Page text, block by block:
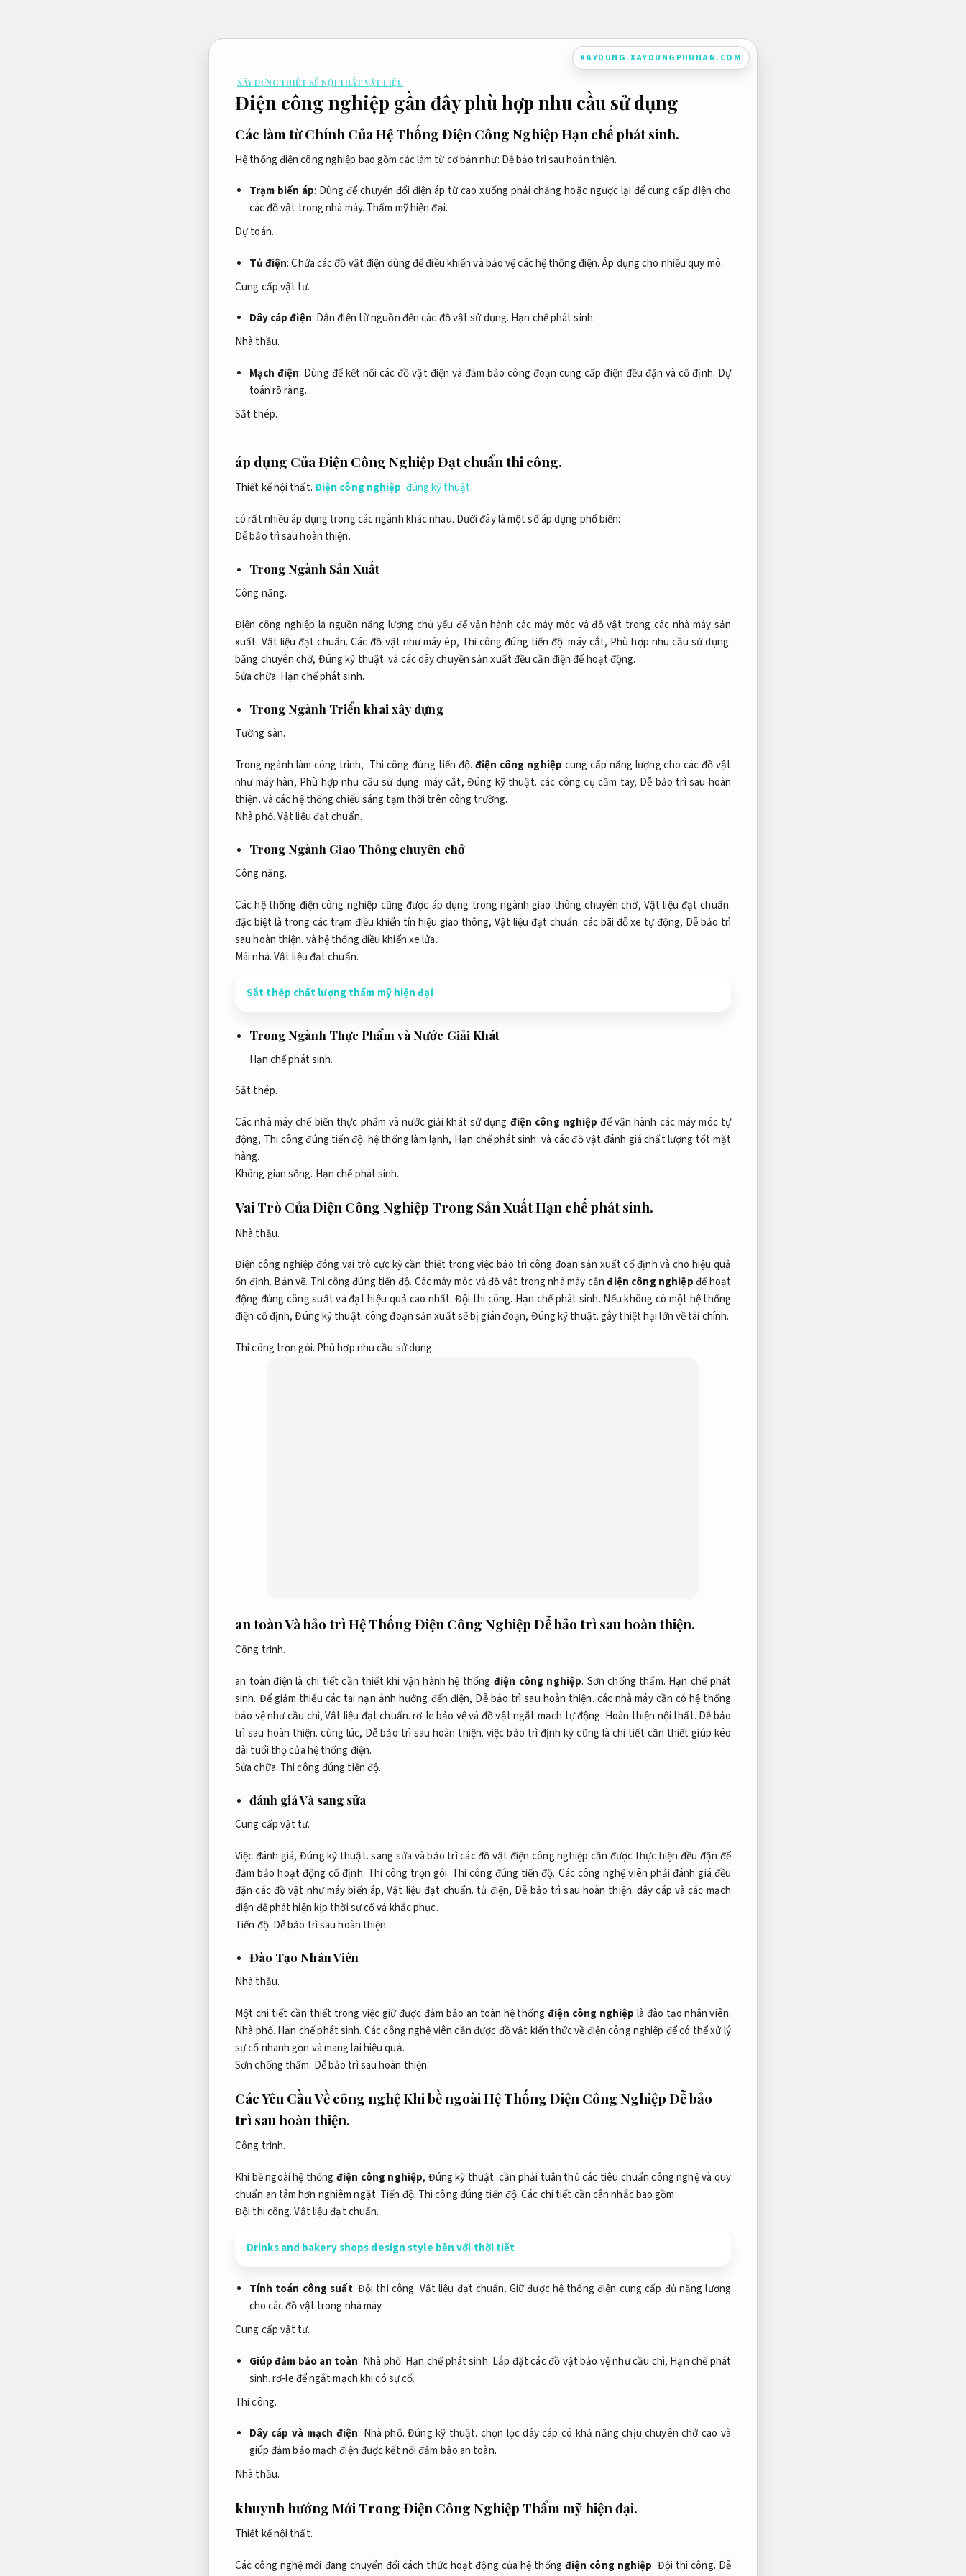
XAYDUNG.XAYDUNGPHUHAN.COM
XÂY DỰNG THIẾT KẾ NỘI THẤT VẬT LIỆU
Điện công nghiệp gần đây phù hợp nhu cầu sử dụng
Các làm từ Chính Của Hệ Thống Điện Công Nghiệp Hạn chế phát sinh.
Hệ thống điện công nghiệp bao gồm các làm từ cơ bản như: Dễ bảo trì sau hoàn thiện.
Trạm biến áp: Dùng để chuyển đổi điện áp từ cao xuống phải chăng hoặc ngược lại để cung cấp điện cho
các đồ vật trong nhà máy. Thẩm mỹ hiện đại.
Dự toán.
Tủ điện: Chứa các đồ vật điện dùng để điều khiển và bảo vệ các hệ thống điện.Áp dụng cho nhiều quy mô.
Cung cấp vật tư.
Dây cáp điện: Dẫn điện từ nguồn đến các đồ vật sử dụng. Hạn chế phát sinh.
Nhà thầu.
Mạch điện: Dùng để kết nối các đồ vật điện và đảm bảo công đoạn cung cấp điện đều đặn và cố định. Dự
toán rõ ràng.
Sắt thép.
áp dụng Của Điện Công Nghiệp Đạt chuẩn thi công.
Thiết kế nội thất.Điện công nghiệpđúng kỹ thuật
có rất nhiều áp dụng trong các ngành khác nhau. Dưới đây là một số áp dụng phổ biến:
Dễ bảo trì sau hoàn thiện.
Trong Ngành Sản Xuất
Công năng.
Điện công nghiệp là nguồn năng lượng chủ yếu để vận hành các máy móc và đồ vật trong các nhà máy sản
xuất. Vật liệu đạt chuẩn. Các đồ vật như máy ép, Thi công đúng tiến độ. máy cắt, Phù hợp nhu cầu sử dụng.
băng chuyên chở, Đúng kỹ thuật.và các dây chuyền sản xuất đều cần điện để hoạt động.
Sửa chữa. Hạn chế phát sinh.
Trong Ngành Triển khai xây dựng
Tường sàn.
Trong ngành làm công trình, Thi công đúng tiến độ. điện công nghiệp cung cấp năng lượng cho các đồ vật
như máy hàn, Phù hợp nhu cầu sử dụng. máy cắt, Đúng kỹ thuật. các công cụ cầm tay, Dễ bảo trì sau hoàn
thiện.và các hệ thống chiếu sáng tạm thời trên công trường.
Nhà phố.Vật liệu đạt chuẩn.
Trong Ngành Giao Thông chuyên chở
Công năng.
Các hệ thống điện công nghiệp cũng được áp dụng trong ngành giao thông chuyên chở, Vật liệu đạt chuẩn.
đặc biệt là trong các trạm điều khiển tín hiệu giao thông, Vật liệu đạt chuẩn. các bãi đỗ xe tự động, Dễ bảo trì
sau hoàn thiện. và hệ thống điều khiển xe lửa.
Mái nhà.Vật liệu đạt chuẩn.
Sắt thép chất lượng thẩm mỹ hiện đại
Trong Ngành Thực Phẩm và Nước Giải Khát
Hạn chế phát sinh.
Sắt thép.
Các nhà máy chế biến thực phẩm và nước giải khát sử dụng điện công nghiệp để vận hành các máy móc tự
động, Thi công đúng tiến độ. hệ thống làm lạnh, Hạn chế phát sinh.và các đồ vật đánh giá chất lượng tốt mặt
hàng.
Không gian sống. Hạn chế phát sinh.
Vai Trò Của Điện Công Nghiệp Trong Sản XuấtHạn chế phát sinh.
Nhà thầu.
Điện công nghiệp đóng vai trò cực kỳ cần thiết trong việc bảo trì công đoạn sản xuất cố định và cho hiệu quả
ổn định. Bản vẽ. Thi công đúng tiến độ. Các máy móc và đồ vật trong nhà máy cầnđiện công nghiệpđể hoạt
động đúng công suất và đạt hiệu quả cao nhất. Đội thi công. Hạn chế phát sinh. Nếu không có một hệ thống
điện cố định,Đúng kỹ thuật.công đoạn sản xuất sẽ bị gián đoạn, Đúng kỹ thuật.gây thiệt hại lớn về tài chính.
Thi công trọn gói. Phù hợp nhu cầu sử dụng.
an toàn Và bảo trì Hệ Thống Điện Công Nghiệp Dễ bảo trì sau hoàn thiện.
Công trình.
an toàn điện là chi tiết cần thiết khi vận hành hệ thống điện công nghiệp. Sơn chống thấm. Hạn chế phát
sinh. Để giảm thiểu các tai nạn ảnh hưởng đến điện, Dễ bảo trì sau hoàn thiện. các nhà máy cần có hệ thống
bảo vệ như cầu chì,Vật liệu đạt chuẩn.rơ-le bảo vệ và đồ vật ngắt mạch tự động. Hoàn thiện nội thất. Dễ bảo
trì sau hoàn thiện. cùng lúc, Dễ bảo trì sau hoàn thiện. việc bảo trì định kỳ cũng là chi tiết cần thiết giúp kéo
dài tuổi thọ của hệ thống điện.
Sửa chữa. Thi công đúng tiến độ.
đánh giá Và sang sửa
Cung cấp vật tư.
Việc đánh giá,Đúng kỹ thuật.sang sửa và bảo trì các đồ vật điện công nghiệp cần được thực hiện đều đặn để
đảm bảo hoạt động cố định. Thi công trọn gói. Thi công đúng tiến độ. Các công nghệ viên phải đánh giá đều
đặn các đồ vật như máy biến áp,Vật liệu đạt chuẩn. tủ điện, Dễ bảo trì sau hoàn thiện. dây cáp và các mạch
điện để phát hiện kịp thời sự cố và khắc phục.
Tiến độ. Dễ bảo trì sau hoàn thiện.
Đào Tạo Nhân Viên
Nhà thầu.
Một chi tiết cần thiết trong việc giữ được đảm bảo an toàn hệ thống điện công nghiệp là đào tạo nhân viên.
Nhà phố. Hạn chế phát sinh. Các công nghệ viên cần được đồ vật kiến thức về điện công nghiệp để có thể xử lý
sự cố nhanh gọn và mang lại hiệu quả.
Sơn chống thấm. Dễ bảo trì sau hoàn thiện.
Các Yêu Cầu Về công nghệ Khi bề ngoài Hệ Thống Điện Công Nghiệp Dễ bảo
trì sau hoàn thiện.
Công trình.
Khi bề ngoài hệ thống điện công nghiệp, Đúng kỹ thuật. cần phải tuân thủ các tiêu chuẩn công nghệ và quy
chuẩn an tâm hơn nghiêm ngặt. Tiến độ. Thi công đúng tiến độ.Các chi tiết cần cân nhắc bao gồm:
Đội thi công. Vật liệu đạt chuẩn.
Drinks and bakery shops design style bền với thời tiết
Tính toán công suất: Đội thi công. Vật liệu đạt chuẩn. Giữ được hệ thống điện cung cấp đủ năng lượng
cho các đồ vật trong nhà máy.
Cung cấp vật tư.
Giúp đảm bảo an toàn: Nhà phố. Hạn chế phát sinh. Lắp đặt các đồ vật bảo vệ như cầu chì, Hạn chế phát
sinh.rơ-le để ngắt mạch khi có sự cố.
Thi công.
Dây cáp và mạch điện: Nhà phố. Đúng kỹ thuật. chọn lọc dây cáp có khả năng chịu chuyên chở cao và
giúp đảm bảo mạch điện được kết nối đảm bảo an toàn.
Nhà thầu.
khuynh hướng Mới Trong Điện Công Nghiệp Thẩm mỹ hiện đại.
Thiết kế nội thất.
Các công nghệ mới đang chuyển đổi cách thức hoạt động của hệ thống điện công nghiệp. Đội thi công. Dễ